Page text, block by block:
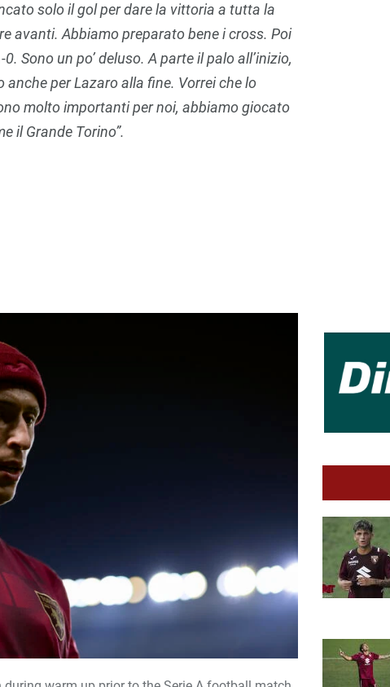
solo il gol per dare la vittoria a tutta la
avanti. Abbiamo preparato bene i cross. Poi
Sono un po’ deluso. A parte il palo all’inizio,
per Lazaro alla fine. Vorrei che lo
molto importanti per noi, abbiamo giocato
il Grande Torino”.